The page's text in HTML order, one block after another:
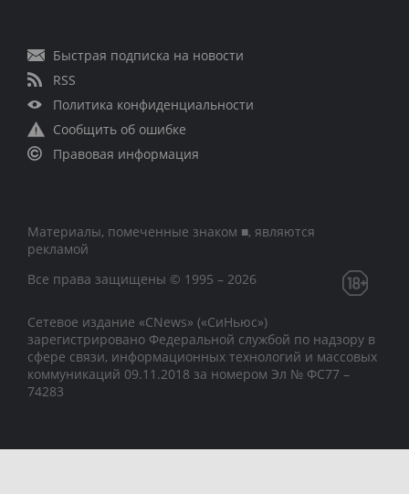
Быстрая подписка на новости
RSS
Политика конфиденциальности
Сообщить об ошибке
Правовая информация
Материалы, помеченные знаком ■, являются
рекламой
Все права защищены © 1995 – 2026
Сетевое издание «CNews» («СиНьюс»)
зарегистрировано Федеральной службой по надзору в
сфере связи, информационных технологий и массовых
коммуникаций 09.11.2018 за номером Эл № ФС77 –
74283